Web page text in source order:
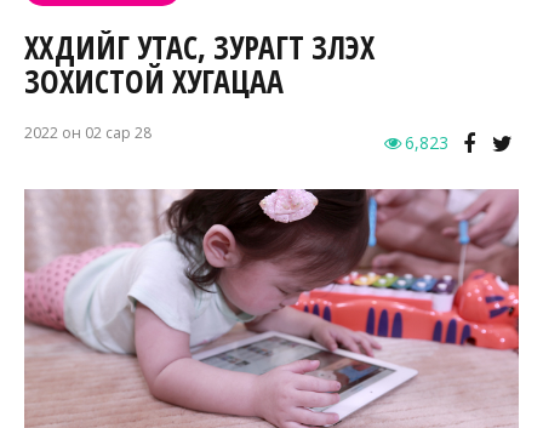
ХҮҮХДИЙГ УТАС, ЗУРАГТ ҮЗҮҮЛЭХ
ЗОХИСТОЙ ХУГАЦАА
2022 он 02 сар 28 6,823